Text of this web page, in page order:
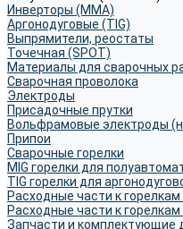
Инверторы (MMA)
Аргонодуговые (TIG)
Выпрямители, реостаты
Точечная (SPOT)
Материалы для сварочных
Сварочная проволока
Электроды
Присадочные прутки
Вольфрамовые электроды
Припои
Сварочные горелки
MIG горелки для
TIG горелки для
Расходные части к горелкам
Расходные части к горелкам
Запчасти и комплектующие